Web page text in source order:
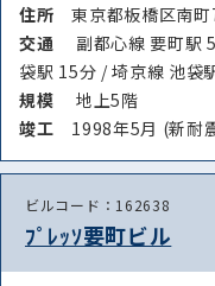
住所東京都板橋区
交通
副都心線 要町駅
袋駅 15分 / 埼京線 池袋
規模
地上5階
竣⼯ 1998年5月 (新耐
ビルコード：162638
ﾌﾟﾚｯｿ要町ビル